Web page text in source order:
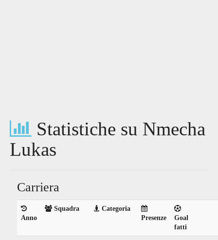
Statistiche su Nmecha
Lukas
Carriera
Anno
Squadra
Categoria
Presenze
Goal
fatti